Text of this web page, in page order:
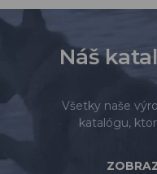
Náš
Všetky naše
katalógu,